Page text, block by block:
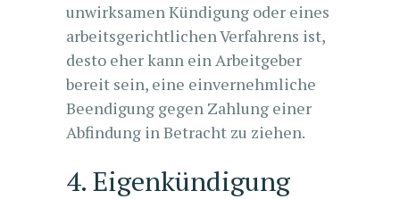
unwirksamen Kündigung oder eines
arbeitsgerichtlichen Verfahrens ist,
desto eher kann ein Arbeitgeber
bereit sein, eine einvernehmliche
Beendigung gegen Zahlung einer
Abfindung in Betracht zu ziehen.
4. Eigenkündigung